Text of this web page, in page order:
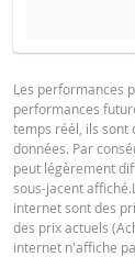
COURS DU
La Borne
pendant la
PROSPECTUS
Français
FINAL TERMS
Les performances
performances
temps réél, ils sont
données. Par
peut légèrement
sous-jacent
internet sont des
des prix actuels
internet n'affiche